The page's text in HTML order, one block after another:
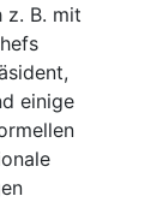
z. B. mit
einige